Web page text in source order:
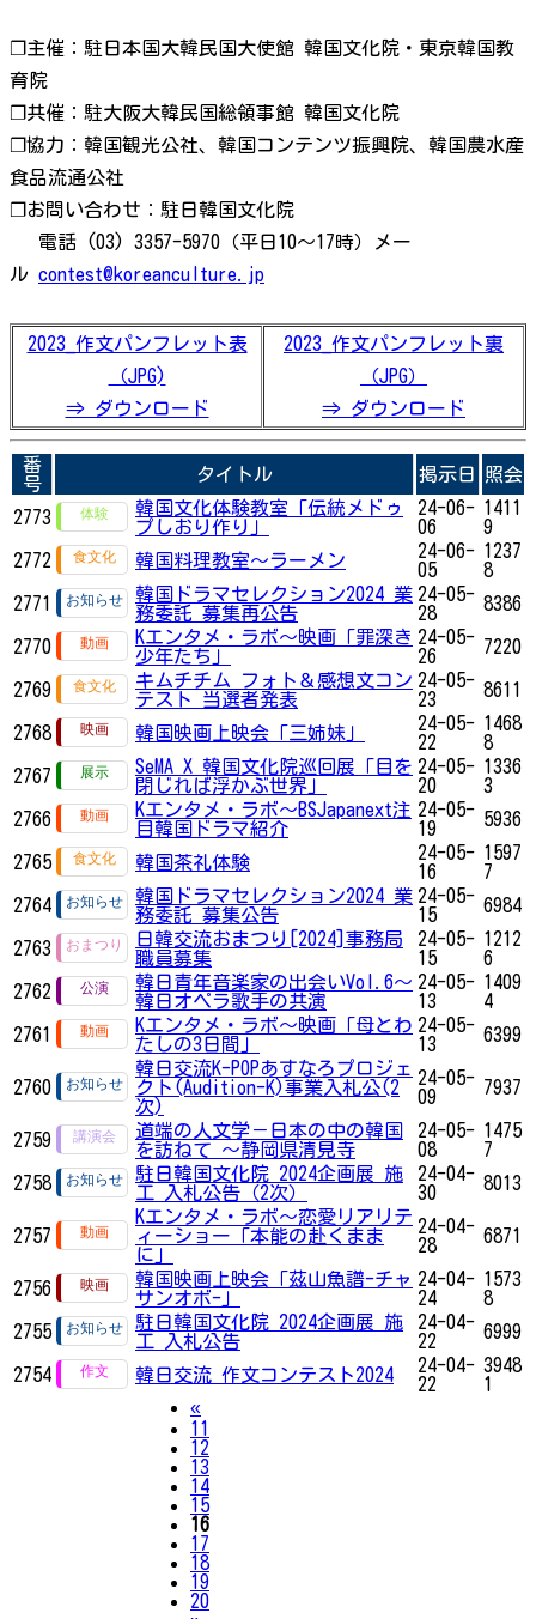
❐主催：駐日本国大韓民国大使館 韓国文化院・東京韓国教
育院
❐共催：駐大阪大韓民国総領事館 韓国文化院
❐協力：韓国観光公社、韓国コンテンツ振興院、韓国農水産
食品流通公社
❐お問い合わせ：駐日韓国文化院
電話 (03) 3357-5970（平日10～17時）メー
ル contest@koreanculture.jp
2023_作文パンフレット表
（JPG)
⇒ ダウンロード
2023_作文パンフレット裏
（JPG）
⇒ ダウンロード
番
号
タイトル 掲示日 照会
2773
韓国文化体験教室「伝統メドゥ
プしおり作り」
24-06-
06
1411
9
2772
韓国料理教室～ラーメン
24-06-
05
1237
8
2771
韓国ドラマセレクション2024 業
務委託 募集再公告
24-05-
28
8386
2770
Kエンタメ・ラボ～映画「罪深き
少年たち」
24-05-
26
7220
2769
キムチチム フォト＆感想文コン
テスト 当選者発表
24-05-
23
8611
2768 韓国映画上映会「三姉妹」
24-05-
22
1468
8
2767
SeMA X 韓国文化院巡回展「目を
閉じれば浮かぶ世界」
24-05-
20
1336
3
2766
Kエンタメ・ラボ～BSJapanext注
目韓国ドラマ紹介
24-05-
19
5936
2765 韓国茶礼体験
24-05-
16
1597
7
2764
韓国ドラマセレクション2024 業
務委託 募集公告
24-05-
15
6984
2763
日韓交流おまつり[2024]事務局
職員募集
24-05-
15
1212
6
2762
韓日青年音楽家の出会いVol.6～
韓日オペラ歌手の共演
24-05-
13
1409
4
2761
Kエンタメ・ラボ～映画「母とわ
たしの3日間」
24-05-
13
6399
2760
韓日交流K-POPあすなろプロジェ
クト(Audition-K)事業入札公(2
次)
24-05-
09
7937
2759
道端の人文学－日本の中の韓国
を訪ねて ～静岡県清見寺
24-05-
08
1475
7
2758
駐日韓国文化院 2024企画展 施
工 入札公告（2次）
24-04-
30
8013
2757
Kエンタメ・ラボ～恋愛リアリテ
ィーショー「本能の赴くまま
に」
24-04-
28
6871
2756
韓国映画上映会「茲山魚譜-チャ
サンオボ-」
24-04-
24
1573
8
2755
駐日韓国文化院 2024企画展 施
工 入札公告
24-04-
22
6999
2754 韓日交流 作文コンテスト2024
24-04-
22
3948
1
«Previous
11
12
13
14
15
16
17
18
19
20